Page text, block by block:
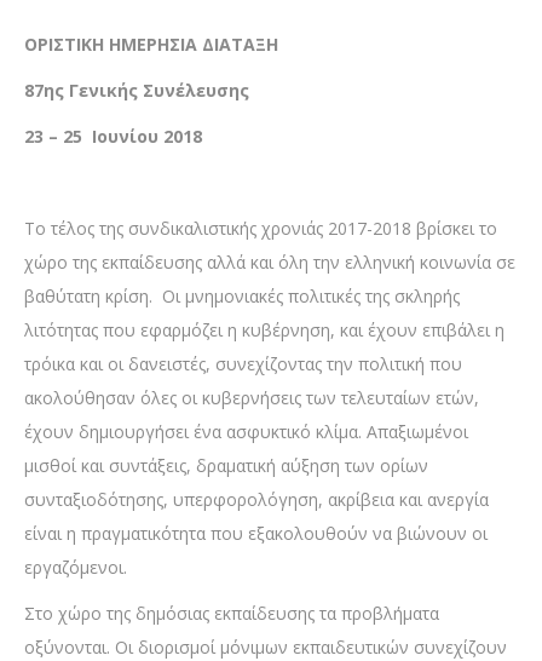
ΟΡΙΣΤΙΚΗ ΗΜΕΡΗΣΙΑ ΔΙΑΤΑΞΗ
87ης Γενικής Συνέλευσης
23 – 25 Ιουνίου 2018
Το τέλος της συνδικαλιστικής χρονιάς 2017-2018 βρίσκει το
χώρο της εκπαίδευσης αλλά και όλη την ελληνική κοινωνία σε
βαθύτατη κρίση. Οι μνημονιακές πολιτικές της σκληρής
λιτότητας που εφαρμόζει η κυβέρνηση, και έχουν επιβάλει η
τρόικα και οι δανειστές, συνεχίζοντας την πολιτική που
ακολούθησαν όλες οι κυβερνήσεις των τελευταίων ετών,
έχουν δημιουργήσει ένα ασφυκτικό κλίμα. Απαξιωμένοι
μισθοί και συντάξεις, δραματική αύξηση των ορίων
συνταξιοδότησης, υπερφορολόγηση, ακρίβεια και ανεργία
είναι η πραγματικότητα που εξακολουθούν να βιώνουν οι
εργαζόμενοι.
Στο χώρο της δημόσιας εκπαίδευσης τα προβλήματα
οξύνονται. Οι διορισμοί μόνιμων εκπαιδευτικών συνεχίζουν